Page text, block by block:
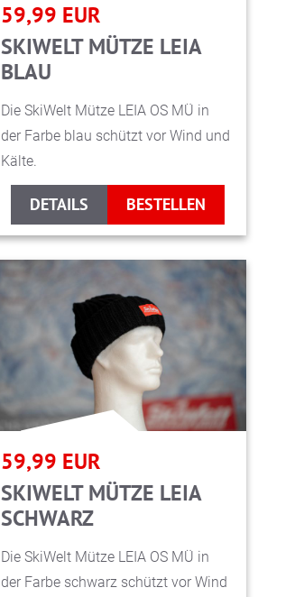
59,99 EUR
SKIWELT MÜTZE LEIA
BLAU
Die SkiWelt Mütze LEIA OS MÜ in
der Farbe blau schützt vor Wind und
Kälte.
DETAILS BESTELLEN
59,99 EUR
SKIWELT MÜTZE LEIA
SCHWARZ
Die SkiWelt Mütze LEIA OS MÜ in
der Farbe schwarz schützt vor Wind